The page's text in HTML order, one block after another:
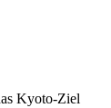
Kyoto-Ziel